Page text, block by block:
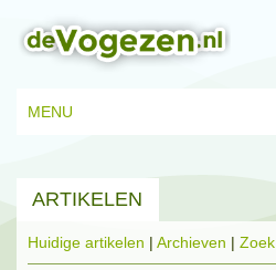
MENU
ARTIKELEN
Huidige artikelen | Archieven | Zoek